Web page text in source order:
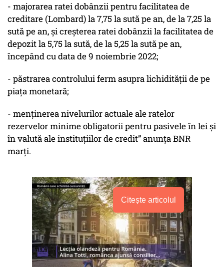
- majorarea ratei dobânzii pentru facilitatea de
creditare (Lombard) la 7,75 la sută pe an, de la 7,25 la
sută pe an, și creșterea ratei dobânzii la facilitatea de
depozit la 5,75 la sută, de la 5,25 la sută pe an,
începând cu data de 9 noiembrie 2022;
- păstrarea controlului ferm asupra lichidității de pe
piața monetară;
- menținerea nivelurilor actuale ale ratelor
rezervelor minime obligatorii pentru pasivele în lei și
în valută ale instituțiilor de credit” anunța BNR
marți.
Citește articolul